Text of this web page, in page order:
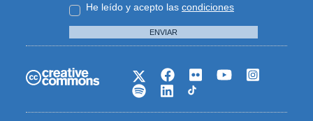
He leído y acepto las condiciones
ENVIAR